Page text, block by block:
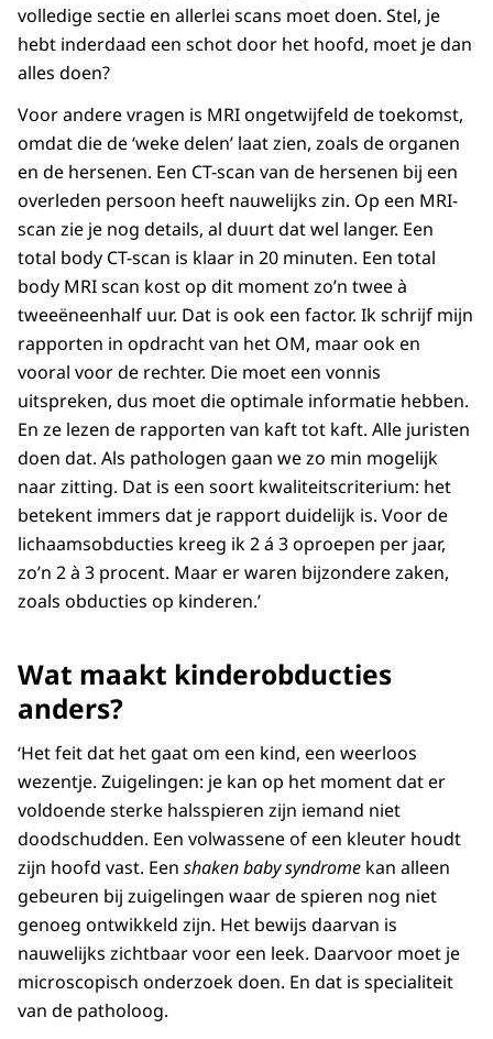
volledige sectie en allerlei scans moet doen. Stel, je
hebt inderdaad een schot door het hoofd, moet je dan
alles doen?
Voor andere vragen is MRI ongetwijfeld de toekomst,
omdat die de ‘weke delen’ laat zien, zoals de organen
en de hersenen. Een CT-scan van de hersenen bij een
overleden persoon heeft nauwelijks zin. Op een MRI-
scan zie je nog details, al duurt dat wel langer. Een
total body CT-scan is klaar in 20 minuten. Een total
body MRI scan kost op dit moment zo’n twee à
tweeëneenhalf uur. Dat is ook een factor. Ik schrijf mijn
rapporten in opdracht van het OM, maar ook en
vooral voor de rechter. Die moet een vonnis
uitspreken, dus moet die optimale informatie hebben.
En ze lezen de rapporten van kaft tot kaft. Alle juristen
doen dat. Als pathologen gaan we zo min mogelijk
naar zitting. Dat is een soort kwaliteitscriterium: het
betekent immers dat je rapport duidelijk is. Voor de
lichaamsobducties kreeg ik 2 á 3 oproepen per jaar,
zo’n 2 à 3 procent. Maar er waren bijzondere zaken,
zoals obducties op kinderen.’
Wat maakt kinderobducties
anders?
‘Het feit dat het gaat om een kind, een weerloos
wezentje. Zuigelingen: je kan op het moment dat er
voldoende sterke halsspieren zijn iemand niet
doodschudden. Een volwassene of een kleuter houdt
zijn hoofd vast. Een shaken baby syndrome kan alleen
gebeuren bij zuigelingen waar de spieren nog niet
genoeg ontwikkeld zijn. Het bewijs daarvan is
nauwelijks zichtbaar voor een leek. Daarvoor moet je
microscopisch onderzoek doen. En dat is specialiteit
van de patholoog.